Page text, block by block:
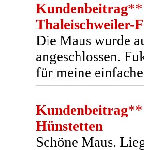
Kundenbeitrag**
Thaleischweiler-
Die Maus wurde
angeschlossen.
für meine
Kundenbeitrag**
Hünstetten
Schöne Maus.